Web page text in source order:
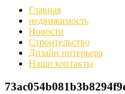
Главная
недвижимость
Новости
Строительство
Дизайн интерьера
Наши контакты